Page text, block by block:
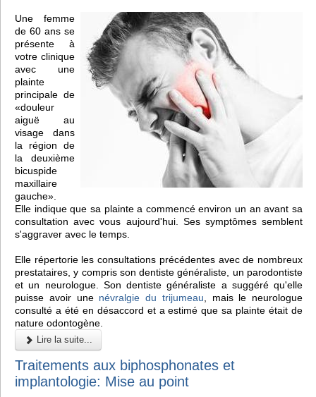
Une femme
de 60 ans se
présente à
votre clinique
avec une
plainte
principale de
«douleur
aiguë au
visage dans
la région de
la deuxième
bicuspide
maxillaire
gauche».
Elle indique que sa plainte a commencé environ un an avant sa
consultation avec vous aujourd'hui. Ses symptômes semblent
s'aggraver avec le temps.
Elle répertorie les consultations précédentes avec de nombreux
prestataires, y compris son dentiste généraliste, un parodontiste
et un neurologue. Son dentiste généraliste a suggéré qu'elle
puisse avoir une névralgie du trijumeau , mais le neurologue
consulté a été en désaccord et a estimé que sa plainte était de
nature odontogène.
Lire la suite...
Traitements aux biphosphonates et
implantologie: Mise au point